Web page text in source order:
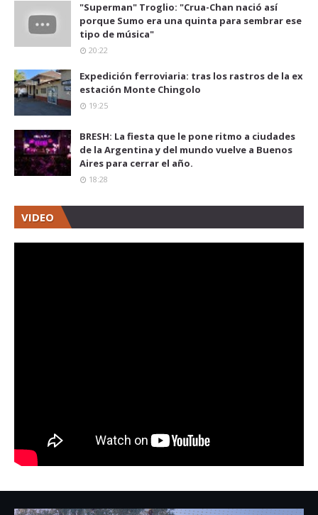
"Superman" Troglio: "Crua-Chan nació así
porque Sumo era una quinta para sembrar ese
tipo de música"
20:22
Expedición ferroviaria: tras los rastros de la ex
estación Monte Chingolo
19:25
BRESH: La fiesta que le pone ritmo a ciudades
de la Argentina y del mundo vuelve a Buenos
Aires para cerrar el año.
18:28
VIDEO